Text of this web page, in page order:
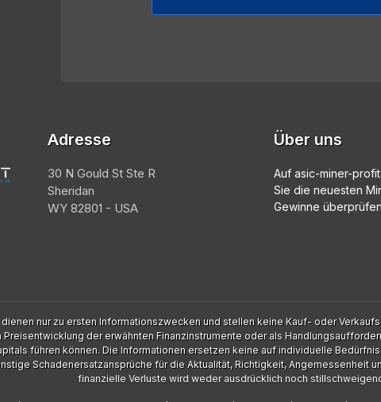
Adresse
30 N Gould St Ste R
Sheridan
WY 82801 - USA
Über uns
Auf asic-miner-
Sie die neuesten
Gewinne
nur zu ersten Informationszwecken und stellen keine Kauf- oder
der erwähnten Finanzinstrumente oder als
führen können. Die Informationen ersetzen keine auf individuelle
Schadenersatzansprüche für die Aktualität, Richtigkeit, Angemessenheit
finanzielle Verluste wird weder ausdrücklich noch